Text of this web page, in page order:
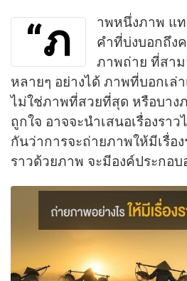
“ภ
าพหนึ่งภาพ แ
คำที่บ่งบอกถึง
ภาพถ่าย ที่สาม
หลายๆ อย่างได้ ภาพที่บอกเล่า
ไม่ใช่ภาพที่สวยที่สุด หรือบาง
ถูกใจ อาจจะนำเสนอเรื่องรา
กันว่าการจะถ่ายภาพให้มีเรื่อง
ราวด้วยภาพ จะมีองค์ประกอบ